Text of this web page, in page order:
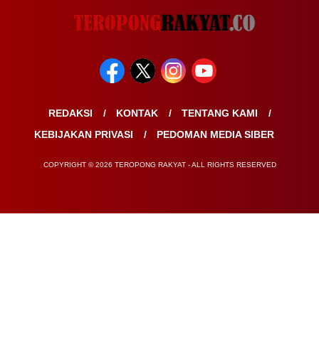
REDAKSI KONTAK
TENTANG KAMI
KEBIJAKAN PRIVASI
PEDOMAN MEDIA SIBER
COPYRIGHT © 2026 TEROPONG RAKYAT - ALL RIGHTS RESERVED